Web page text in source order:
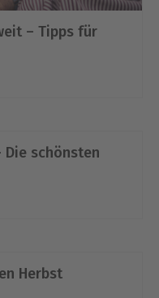
– Tipps für
Die schönsten
Herbst